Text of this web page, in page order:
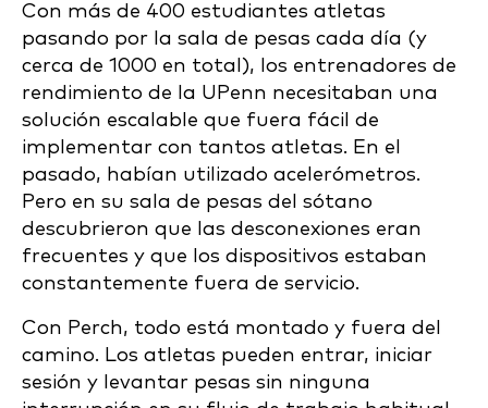
Con más de 400 estudiantes atletas
pasando por la sala de pesas cada día (y
cerca de 1000 en total), los entrenadores de
rendimiento de la UPenn necesitaban una
solución escalable que fuera fácil de
implementar con tantos atletas. En el
pasado, habían utilizado acelerómetros.
Pero en su sala de pesas del sótano
descubrieron que las desconexiones eran
frecuentes y que los dispositivos estaban
constantemente fuera de servicio.
Con Perch, todo está montado y fuera del
camino. Los atletas pueden entrar, iniciar
sesión y levantar pesas sin ninguna